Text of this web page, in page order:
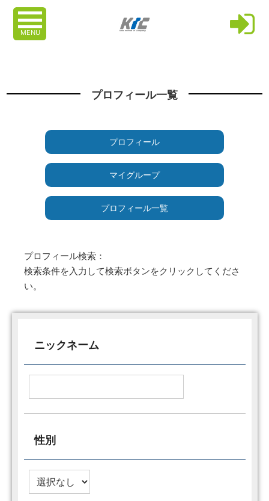
MENU
プロフィール一覧
プロフィール
マイグループ
プロフィール一覧
プロフィール検索：
検索条件を入力して検索ボタンをクリックしてくださ
い。
ニックネーム
性別